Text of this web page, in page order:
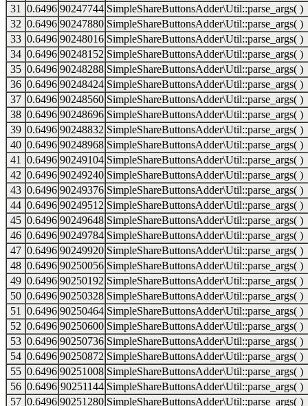
31
0.6496 90247744 SimpleShareButtonsAdder\Util::parse_args( )
32 0.6496 90247880 SimpleShareButtonsAdder\Util::parse_args( )
33 0.6496 90248016 SimpleShareButtonsAdder\Util::parse_args( )
34 0.6496 90248152 SimpleShareButtonsAdder\Util::parse_args( )
35 0.6496 90248288 SimpleShareButtonsAdder\Util::parse_args( )
36 0.6496 90248424 SimpleShareButtonsAdder\Util::parse_args( )
37 0.6496 90248560 SimpleShareButtonsAdder\Util::parse_args( )
38 0.6496 90248696 SimpleShareButtonsAdder\Util::parse_args( )
39 0.6496 90248832 SimpleShareButtonsAdder\Util::parse_args( )
40 0.6496 90248968 SimpleShareButtonsAdder\Util::parse_args( )
41
0.6496 90249104 SimpleShareButtonsAdder\Util::parse_args( )
42 0.6496 90249240 SimpleShareButtonsAdder\Util::parse_args( )
43 0.6496 90249376 SimpleShareButtonsAdder\Util::parse_args( )
44 0.6496 90249512 SimpleShareButtonsAdder\Util::parse_args( )
45 0.6496 90249648 SimpleShareButtonsAdder\Util::parse_args( )
46 0.6496 90249784 SimpleShareButtonsAdder\Util::parse_args( )
47 0.6496 90249920 SimpleShareButtonsAdder\Util::parse_args( )
48 0.6496 90250056 SimpleShareButtonsAdder\Util::parse_args( )
49 0.6496 90250192 SimpleShareButtonsAdder\Util::parse_args( )
50 0.6496 90250328 SimpleShareButtonsAdder\Util::parse_args( )
51
0.6496 90250464 SimpleShareButtonsAdder\Util::parse_args( )
52 0.6496 90250600 SimpleShareButtonsAdder\Util::parse_args( )
53 0.6496 90250736 SimpleShareButtonsAdder\Util::parse_args( )
54 0.6496 90250872 SimpleShareButtonsAdder\Util::parse_args( )
55 0.6496 90251008 SimpleShareButtonsAdder\Util::parse_args( )
56 0.6496 90251144 SimpleShareButtonsAdder\Util::parse_args( )
57 0.6496 90251280 SimpleShareButtonsAdder\Util::parse_args( )